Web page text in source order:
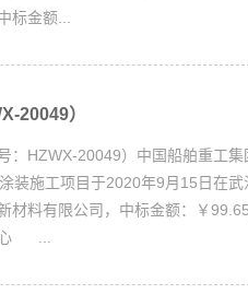
标金额...
20049）
：HZWX-20049）中国船舶重工
装施工项目于2020年9月15日在
材料有限公司，中标金额：￥
心 ...